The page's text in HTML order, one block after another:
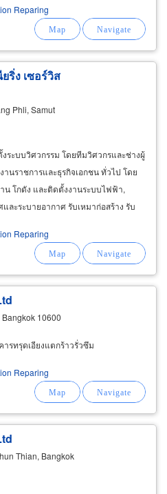
Reparing
ริ่ง เซอร์วิส
Phli, Samut
ระบบวิศวกรรม โดยทีมวิศวกรและช่างผู้
นราชการและธุรกิจเอกชน ทั่วไป โดย
น โกดัง และติดตั้งงานระบบไฟฟ้า,
ละระบายอากาศ รับเหมาก่อสร้าง รับ
Reparing
10600
ทรุดเอียงแตกร้าวรั่วซึม
Reparing
Thian, Bangkok